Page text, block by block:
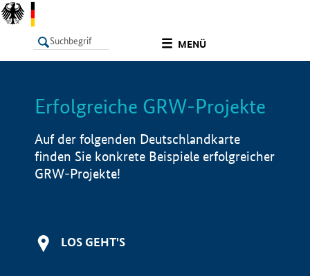
MENÜ
LISTE Info
Erfolgreiche GRW-Projekte
Auf der folgenden Deutschlandkarte
finden Sie konkrete Beispiele erfolgreicher
GRW-Projekte!
LOS GEHT'S